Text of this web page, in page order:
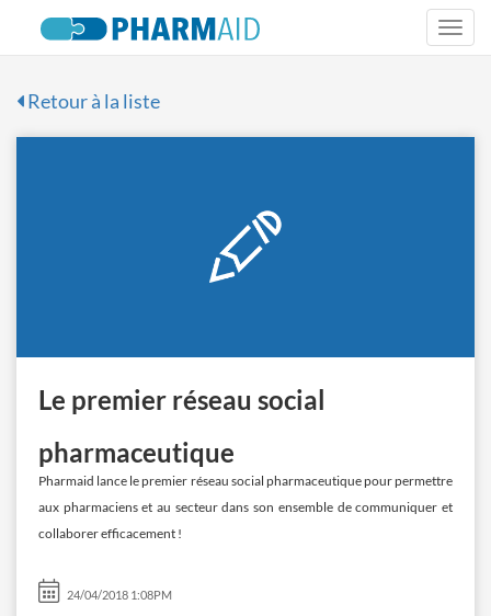
Retour à la liste
Le premier réseau social
pharmaceutique
Pharmaid lance le premier réseau social pharmaceutique pour permettre
aux pharmaciens et au secteur dans son ensemble de communiquer et
collaborer efficacement !
24/04/2018 1:08PM